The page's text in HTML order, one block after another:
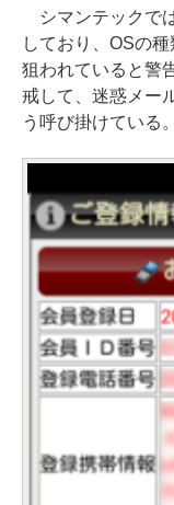
シマンテックで
しており、OSの
狙われていると警
戒して、迷惑メー
う呼び掛けている。